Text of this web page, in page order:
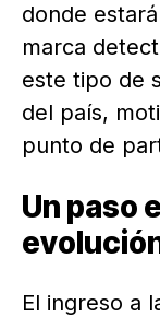
donde
marca
este tipo de
del país,
punto de
Un paso
El ingreso a